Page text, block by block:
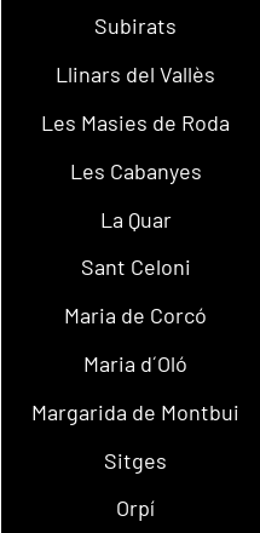
Subirats
Llinars del Vallès
Les Masies de Roda
Les Cabanyes
La Quar
Sant Celoni
Maria de Corcó
Maria d´Oló
Margarida de Montbui
Sitges
Orpí